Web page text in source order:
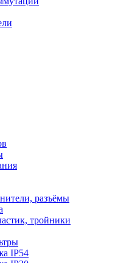
разъёмы
тройники
IP54